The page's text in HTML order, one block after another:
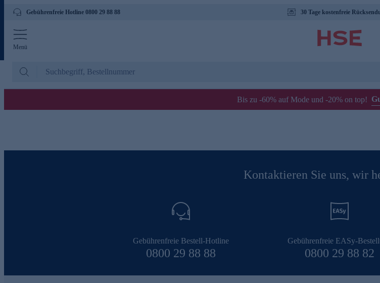
Gebührenfreie Hotline 0800 29 88 88 30 Tage kostenfreie
Menü
Bis zu -60% auf Mode und -20% on top!
Kontaktieren Sie uns, wir
Gebührenfreie Bestell-Hotline
0800 29 88 88
Gebührenfreie EASy-
0800 29 88 82